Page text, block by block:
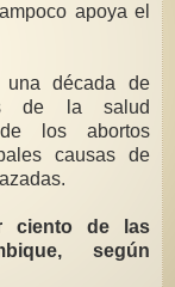
apoya el
década de
de la salud
los abortos
causas de
ciento de las
según